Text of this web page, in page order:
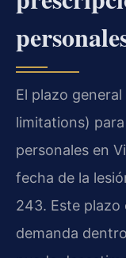
El plazo
limitations)
personales en
fecha de la
243. Este plazo
demanda